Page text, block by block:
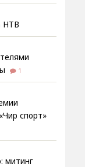
НТВ
1
спорт»
митинг